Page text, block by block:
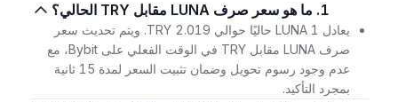
1. ما هو سعر صرف LUNA مقابل TRY الحالي؟
يعادل 1 LUNA حاليًا حوالي 2.019 TRY. ويتم تحديث سعر
صرف LUNA مقابل TRY في الوقت الفعلي على Bybit، مع
عدم وجود رسوم تحويل وضمان تثبيت السعر لمدة 15 ثانية
بمجرد التأكيد.